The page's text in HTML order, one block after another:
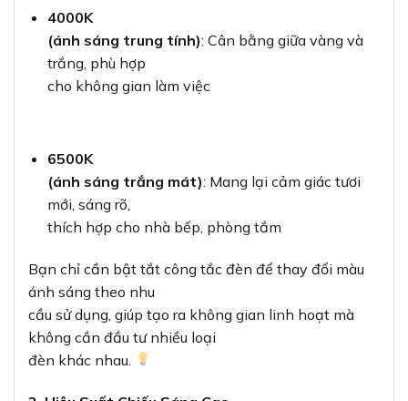
4000K
(ánh sáng trung tính): Cân bằng giữa vàng và
trắng, phù hợp
cho không gian làm việc
6500K
(ánh sáng trắng mát): Mang lại cảm giác tươi
mới, sáng rõ,
thích hợp cho nhà bếp, phòng tắm
Bạn chỉ cần bật tắt công tắc đèn để thay đổi màu
ánh sáng theo nhu
cầu sử dụng, giúp tạo ra không gian linh hoạt mà
không cần đầu tư nhiều loại
đèn khác nhau.